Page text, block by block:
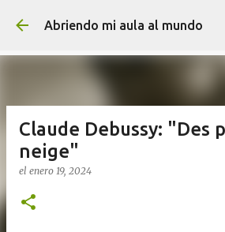
Ir al contenido
Abriendo mi aula al mundo
Claude Debussy: "Des
neige"
el enero 19, 2024